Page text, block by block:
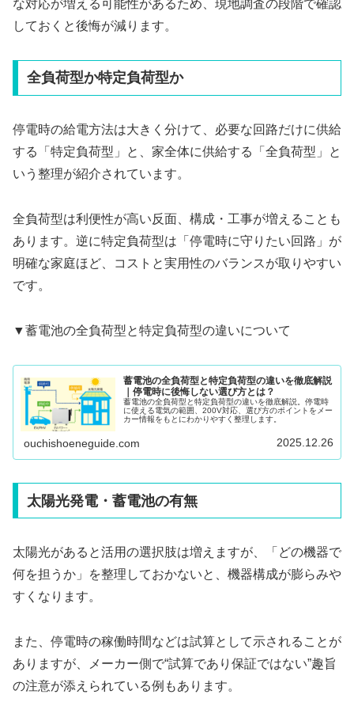
な対応が増える可能性があるため、現地調査の段階で確認
しておくと後悔が減ります。
全負荷型か特定負荷型か
停電時の給電方法は大きく分けて、必要な回路だけに供給
する「特定負荷型」と、家全体に供給する「全負荷型」と
いう整理が紹介されています。
全負荷型は利便性が高い反面、構成・工事が増えることも
あります。逆に特定負荷型は「停電時に守りたい回路」が
明確な家庭ほど、コストと実用性のバランスが取りやすい
です。
▼蓄電池の全負荷型と特定負荷型の違いについて
蓄電池の全負荷型と特定負荷型の違いを徹底解説
｜停電時に後悔しない選び方とは？
蓄電池の全負荷型と特定負荷型の違いを徹底解説。停電時
に使える電気の範囲、200V対応、選び方のポイントをメー
カー情報をもとにわかりやすく整理します。
ouchishoeneguide.com 2025.12.26
太陽光発電・蓄電池の有無
太陽光があると活用の選択肢は増えますが、「どの機器で
何を担うか」を整理しておかないと、機器構成が膨らみや
すくなります。
また、停電時の稼働時間などは試算として示されることが
ありますが、メーカー側で“試算であり保証ではない”趣旨
の注意が添えられている例もあります。